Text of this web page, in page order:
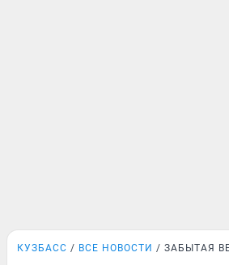
КУЗБАСС ВСЕ НОВОСТИ ЗАБЫТАЯ